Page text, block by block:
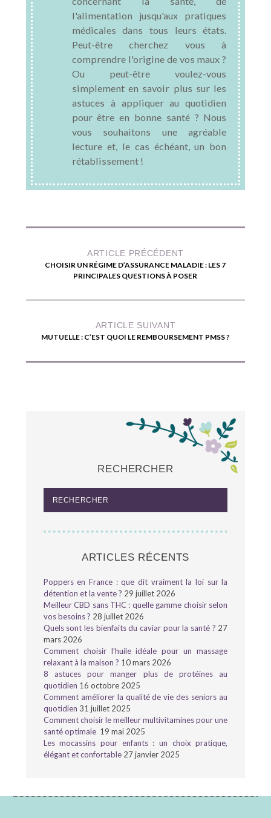
l'alimentation jusqu'aux pratiques
médicales dans tous leurs états.
Peut-être cherchez vous à
comprendre l'origine de vos maux ?
Ou peut-être voulez-vous
simplement en savoir plus sur les
astuces à appliquer au quotidien
pour être en bonne santé ? Nous
vous souhaitons une agréable
lecture et, le cas échéant, un bon
rétablissement !
ARTICLE PRÉCÉDENT
CHOISIR UN RÉGIME D’ASSURANCE MALADIE : LES 7
PRINCIPALES QUESTIONS À POSER
ARTICLE SUIVANT
MUTUELLE : C’EST QUOI LE REMBOURSEMENT PMSS ?
RECHERCHER
ARTICLES RÉCENTS
Poppers en France : que dit vraiment la loi sur la
détention et la vente ? 29 juillet 2026
Meilleur CBD sans THC : quelle gamme choisir selon
vos besoins ? 28 juillet 2026
Quels sont les bienfaits du caviar pour la santé ? 27
mars 2026
Comment choisir l’huile idéale pour un massage
relaxant à la maison ? 10 mars 2026
8 astuces pour manger plus de protéines au
quotidien 16 octobre 2025
Comment améliorer la qualité de vie des seniors au
quotidien 31 juillet 2025
Comment choisir le meilleur multivitamines pour une
santé optimale 19 mai 2025
Les mocassins pour enfants : un choix pratique,
élégant et confortable 27 janvier 2025